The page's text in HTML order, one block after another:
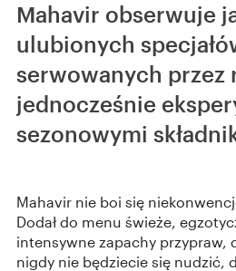
Mahavir obserwuje
ulubionych
serwowanych przez
jednocześnie
sezonowymi
Mahavir nie boi się
Dodał do menu świeże,
intensywne zapachy przypraw,
nigdy nie będziecie się nudzić,